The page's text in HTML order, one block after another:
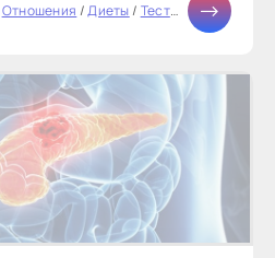
Отношения /Диеты/ Тесты онлайн /